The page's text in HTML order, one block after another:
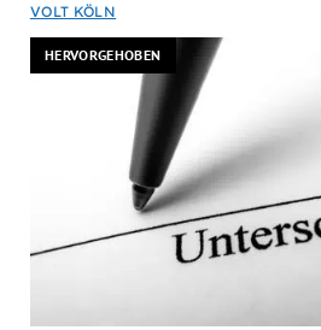
HERVORGEHOBEN
VOLT KÖLN